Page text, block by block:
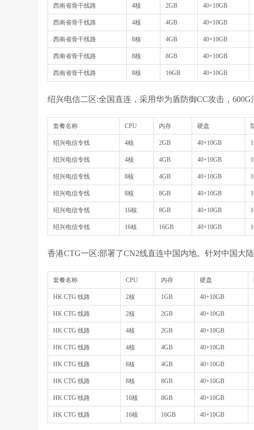
西南省骨干线路 4核 2GB 40+10GB
西南省骨干线路 4核 4GB 40+10GB
西南省骨干线路 8核 4GB 40+10GB
西南省骨干线路 8核 8GB 40+10GB
西南省骨干线路 8核 16GB 40+10GB
绍兴电信二区:全国直连，采用华为盾防御CC攻击，600G
套餐名称 CPU 内存 硬盘
绍兴电信专线 4核 2GB 40+10GB
绍兴电信专线 4核 4GB 40+10GB
绍兴电信专线 8核 4GB 40+10GB
绍兴电信专线 8核 8GB 40+10GB
绍兴电信专线 16核 8GB 40+10GB
绍兴电信专线 16核 16GB 40+10GB
香港CTG一区:部署了CN2线直连中国内地。针对中国大
套餐名称 CPU 内存 硬盘
HK CTG 线路 2核 1GB 40+10GB
HK CTG 线路 2核 2GB 40+10GB
HK CTG 线路 4核 2GB 40+10GB
HK CTG 线路 4核 4GB 40+10GB
HK CTG 线路 8核 4GB 40+10GB
HK CTG 线路 8核 8GB 40+10GB
HK CTG 线路 16核 8GB 40+10GB
HK CTG 线路 16核 16GB 40+10GB